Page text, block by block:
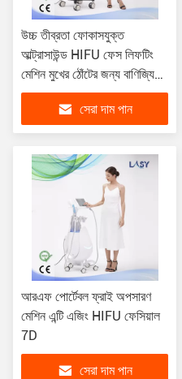
উচ্চ তীব্রতা ফোকাসযুক্ত
আল্ট্রাসাউন্ড HIFU ফেস লিফটিং
মেশিন মুখের ঠোঁটের জন্য বাণিজ্যিক
চোখ ঘাড় গলা
সেরা দাম পান
আরএফ পোর্টেবল ফ্রাই অপসারণ
মেশিন এন্টি এজিং HIFU ফেসিয়াল
7D
সেরা দাম পান